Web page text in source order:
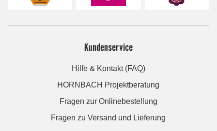
Kundenservice
Hilfe & Kontakt (FAQ)
HORNBACH Projektberatung
Fragen zur Onlinebestellung
Fragen zu Versand und Lieferung